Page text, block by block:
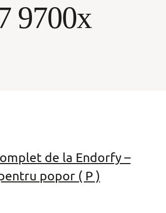
9700x
de la Endorfy –
popor ( P )